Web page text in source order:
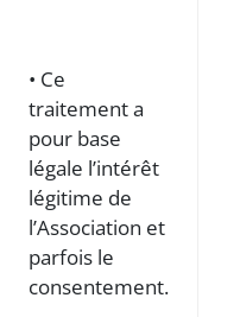
• Ce
traitement a
pour base
légale l’intérêt
légitime de
l’Association et
parfois le
consentement.